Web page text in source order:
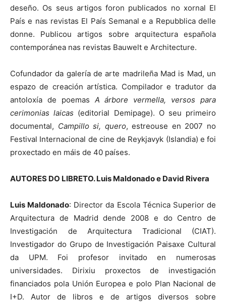
deseño. Os seus artigos foron publicados no xornal El
País e nas revistas El País Semanal e a Repubblica delle
donne. Publicou artigos sobre arquitectura española
contemporánea nas revistas Bauwelt e Architecture.
Cofundador da galería de arte madrileña Mad is Mad, un
espazo de creación artística. Compilador e tradutor da
antoloxía de poemas A árbore vermella, versos para
cerimonias laicas (editorial Demipage). O seu primeiro
documental, Campillo si, quero, estreouse en 2007 no
Festival Internacional de cine de Reykjavyk (Islandia) e foi
proxectado en máis de 40 países.
AUTORES DO LIBRETO. Luis Maldonado e David Rivera
Luis Maldonado: Director da Escola Técnica Superior de
Arquitectura de Madrid dende 2008 e do Centro de
Investigación de Arquitectura Tradicional (CIAT).
Investigador do Grupo de Investigación Paisaxe Cultural
da UPM. Foi profesor invitado en numerosas
universidades. Dirixiu proxectos de investigación
financiados pola Unión Europea e polo Plan Nacional de
I+D. Autor de libros e de artigos diversos sobre